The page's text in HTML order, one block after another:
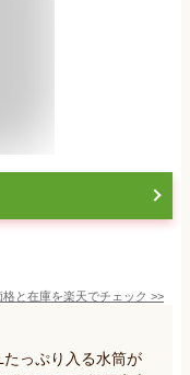
格と在庫を楽天でチェック >>
っぷり入る水筒が